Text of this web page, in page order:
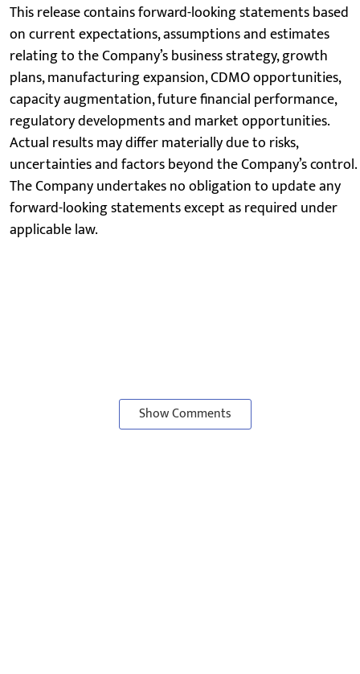
This release contains forward-looking statements based
on current expectations, assumptions and estimates
relating to the Company’s business strategy, growth
plans, manufacturing expansion, CDMO opportunities,
capacity augmentation, future financial performance,
regulatory developments and market opportunities.
Actual results may differ materially due to risks,
uncertainties and factors beyond the Company’s control.
The Company undertakes no obligation to update any
forward-looking statements except as required under
applicable law.
Show Comments